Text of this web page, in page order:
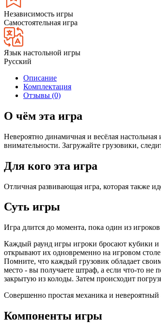
Независимость игры
Самостоятельная игра
Язык настольной игры
Русский
Описание
Комплектация
Отзывы (0)
О чём эта игра
Невероятно динамичная и весёлая
внимательности. Загружайте грузовики,
Для кого эта игра
Отличная развивающая игра, которая также
Суть игры
Игра длится до момента, пока один из
Каждый раунд игры игроки бросают кубики и
открывают их одновременно на игровом
Помните, что каждый грузовик обладает
место - вы получаете штраф, а если что-то не
закрытую из колоды. Затем происходит
Совершенно простая механика и невероятный
Компоненты игры